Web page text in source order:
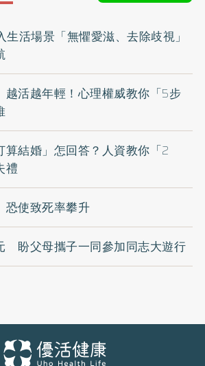
活場景「無懼愛滋、去除歧視」
越活越年輕！心理權威教你「5步
算結婚」怎回答？人資教你「2
禮
使致死率攀升
盼父母攜子一同參加同志大遊行